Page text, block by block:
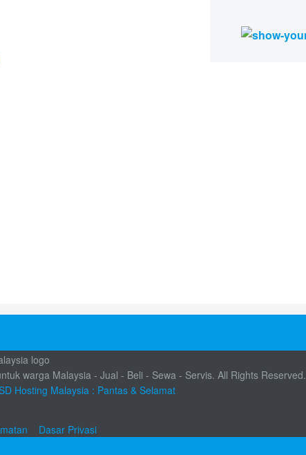
warga Malaysia - Jual - Beli - Sewa - Servis. All Rights Reserved.
Hosting Malaysia : Pantas & Selamat
Dasar Privasi